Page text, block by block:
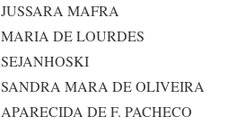
JUSSARA MAFRA
MARIA DE LOURDES
SEJANHOSKI
SANDRA MARA DE OLIVEIRA
APARECIDA DE F. PACHECO